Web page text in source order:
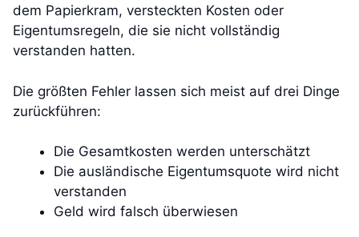
dem Papierkram, versteckten Kosten oder
Eigentumsregeln, die sie nicht vollständig
verstanden hatten.
Die größten Fehler lassen sich meist auf drei Dinge
zurückführen:
Die Gesamtkosten werden unterschätzt
Die ausländische Eigentumsquote wird nicht
verstanden
Geld wird falsch überwiesen